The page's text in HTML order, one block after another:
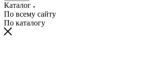
Каталог
По всему сайту
По каталогу